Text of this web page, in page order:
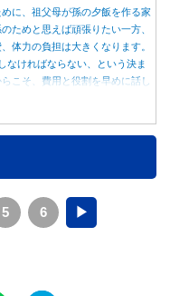
に、祖父母が孫の夕飯を作る家
ためと思えば頑張りたい一方、
体力の負担は大きくなります。
なければならない、という決ま
こそ、費用と役割を早めに話し
5 6 ▶